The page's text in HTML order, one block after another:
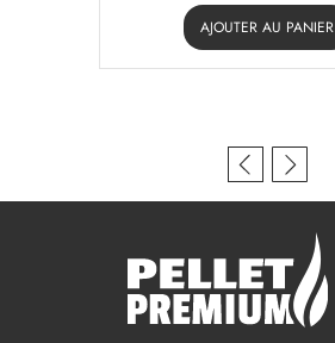
AJOUTER AU PANIER